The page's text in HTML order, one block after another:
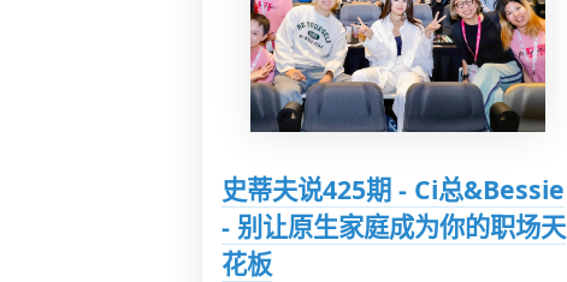
史蒂夫说425期 - Ci总&Bessie
- 别让原生家庭成为你的职场天
花板